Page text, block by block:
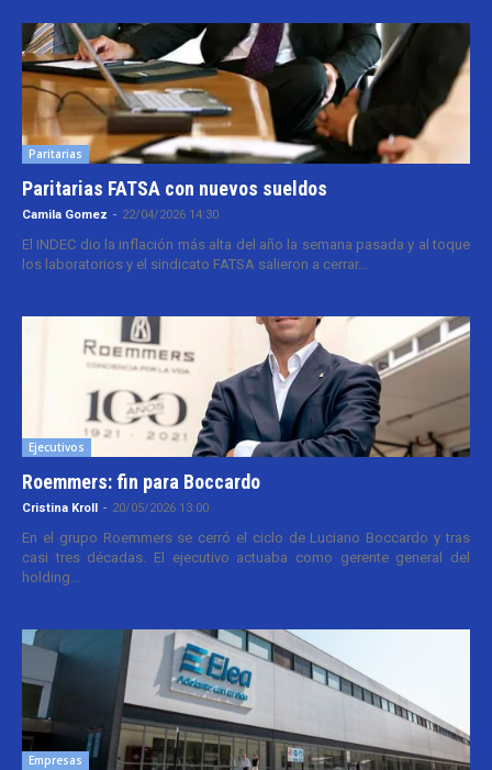
Paritarias
Paritarias FATSA con nuevos sueldos
Camila Gomez - 22/04/2026 14:30
El INDEC dio la inflación más alta del año la semana pasada y al toque
los laboratorios y el sindicato FATSA salieron a cerrar...
Ejecutivos
Roemmers: fin para Boccardo
Cristina Kroll - 20/05/2026 13:00
En el grupo Roemmers se cerró el ciclo de Luciano Boccardo y tras
casi tres décadas. El ejecutivo actuaba como gerente general del
holding...
Empresas